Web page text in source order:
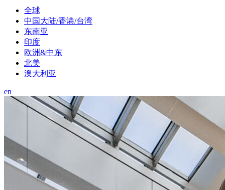
全球
中国大陆/香港/台湾
东南亚
印度
欧洲&中东
北美
澳大利亚
en